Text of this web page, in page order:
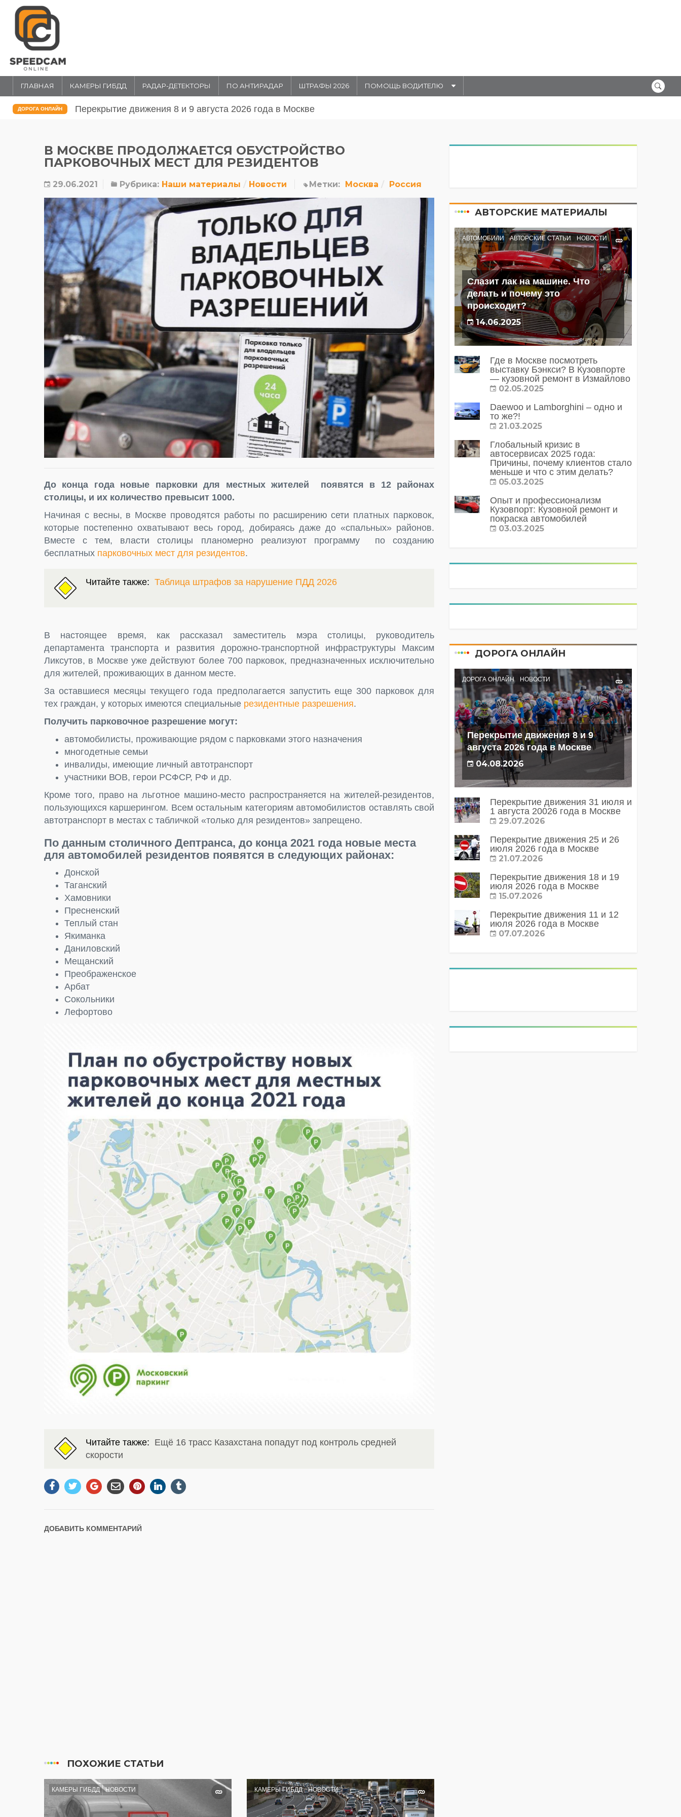
ГЛАВНАЯ КАМЕРЫ ГИБДД РАДАР-ДЕТЕКТОРЫ ПО АНТИРАДАР ШТРАФЫ 2026 ПОМОЩЬ ВОДИТЕЛЮ
ДОРОГА ОНЛАЙН Перекрытие движения 31 июля и 1 августа 20026 года в Москве
В МОСКВЕ ПРОДОЛЖАЕТСЯ ОБУСТРОЙСТВО
ПАРКОВОЧНЫХ МЕСТ ДЛЯ РЕЗИДЕНТОВ
29.06.2021 Рубрика: Наши материалы Новости Метки: Москва Россия
До конца года новые парковки для местных жителей появятся в 12 районах
столицы, и их количество превысит 1000.
Начиная с весны, в Москве проводятся работы по расширению сети платных парковок,
которые постепенно охватывают весь город, добираясь даже до «спальных» районов.
Вместе с тем, власти столицы планомерно реализуют программу по созданию
бесплатных парковочных мест для резидентов.
Читайте также: Таблица штрафов за нарушение ПДД 2026
В настоящее время, как рассказал заместитель мэра столицы, руководитель
департамента транспорта и развития дорожно-транспортной инфраструктуры Максим
Ликсутов, в Москве уже действуют более 700 парковок, предназначенных исключительно
для жителей, проживающих в данном месте.
За оставшиеся месяцы текущего года предполагается запустить еще 300 парковок для
тех граждан, у которых имеются специальные резидентные разрешения.
Получить парковочное разрешение могут:
автомобилисты, проживающие рядом с парковками этого назначения
многодетные семьи
инвалиды, имеющие личный автотранспорт
участники ВОВ, герои РСФСР, РФ и др.
Кроме того, право на льготное машино-место распространяется на жителей-резидентов,
пользующихся каршерингом. Всем остальным категориям автомобилистов оставлять свой
автотранспорт в местах с табличкой «только для резидентов» запрещено.
По данным столичного Дептранса, до конца 2021 года новые места
для автомобилей резидентов появятся в следующих районах:
Донской
Таганский
Хамовники
Пресненский
Теплый стан
Якиманка
Даниловский
Мещанский
Преображенское
Арбат
Сокольники
Лефортово
Читайте также: Ещё 16 трасс Казахстана попадут под контроль средней
скорости
ДОБАВИТЬ КОММЕНТАРИЙ
ПОХОЖИЕ СТАТЬИ
КАМЕРЫ ГИБДД НОВОСТИ КАМЕРЫ ГИБДД НОВОСТИ
АВТОРСКИЕ МАТЕРИАЛЫ
АВТОМОБИЛИ АВТОРСКИЕ СТАТЬИ НОВОСТИ
Слазит лак на машине. Что
делать и почему это
происходит?
14.06.2025
Где в Москве посмотреть
выставку Бэнкси? В Кузовпорте
— кузовной ремонт в Измайлово
02.05.2025
Daewoo и Lamborghini – одно и
то же?!
21.03.2025
Глобальный кризис в
автосервисах 2025 года:
Причины, почему клиентов стало
меньше и что с этим делать?
05.03.2025
Опыт и профессионализм
Кузовпорт: Кузовной ремонт и
покраска автомобилей
03.03.2025
ДОРОГА ОНЛАЙН
ДОРОГА ОНЛАЙН НОВОСТИ
Перекрытие движения 8 и 9
августа 2026 года в Москве
04.08.2026
Перекрытие движения 31 июля и
1 августа 20026 года в Москве
29.07.2026
Перекрытие движения 25 и 26
июля 2026 года в Москве
21.07.2026
Перекрытие движения 18 и 19
июля 2026 года в Москве
15.07.2026
Перекрытие движения 11 и 12
июля 2026 года в Москве
07.07.2026